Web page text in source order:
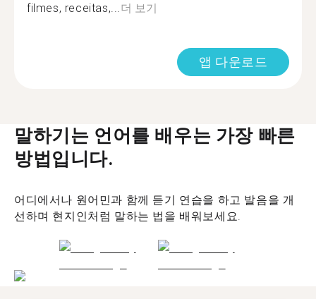
filmes, receitas,... 더 보기
앱 다운로드
말하기는 언어를 배우는 가장 빠른
방법입니다.
어디에서나 원어민과 함께 듣기 연습을 하고 발음을 개
선하며 현지인처럼 말하는 법을 배워보세요.